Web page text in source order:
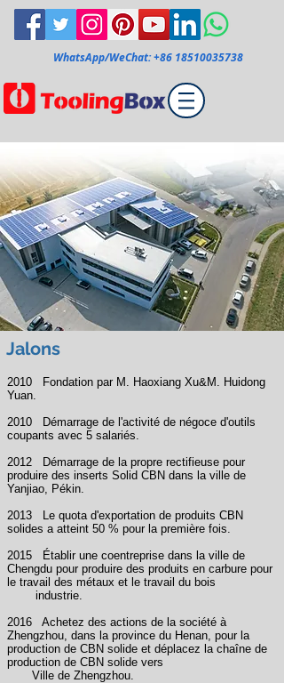
WhatsApp/WeChat:+86 18510035738
Jalons
2010 Fondation par M. Haoxiang Xu&M. Huidong
Yuan.
2010
Démarrage de l'activité de négoce d'outils
coupants avec 5 salariés.
2012
Démarrage de la propre rectifieuse pour
produire des inserts Solid CBN dans la ville de
Yanjiao, Pékin.
2013
Le quota d'exportation de produits CBN
solides a atteint 50 % pour la première fois.
2015
Établir une coentreprise dans la ville de
Chengdu pour produire des produits en carbure pour
le travail des métaux et le travail du bois
industrie.
2016
Achetez des actions de la société à
Zhengzhou, dans la province du Henan, pour la
production de CBN solide et déplacez la chaîne de
production de CBN solide vers
Ville de Zhengzhou.